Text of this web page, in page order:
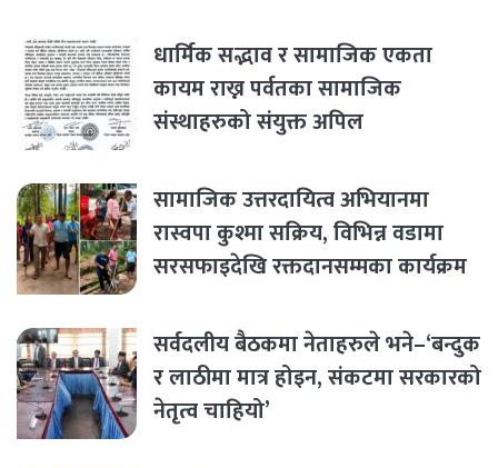
धार्मिक सद्भाव र सामाजिक एकता
कायम राख्न पर्वतका सामाजिक
संस्थाहरुको संयुक्त अपिल
सामाजिक उत्तरदायित्व अभियानमा
रास्वपा कुश्मा सक्रिय, विभिन्न वडामा
सरसफाइदेखि रक्तदानसम्मका कार्यक्रम
सर्वदलीय बैठकमा नेताहरुले भने–‘बन्दुक
र लाठीमा मात्र होइन, संकटमा सरकारको
नेतृत्व चाहियो’